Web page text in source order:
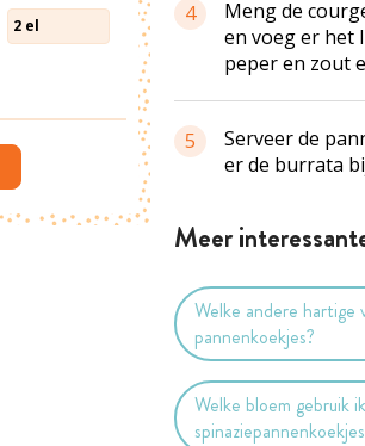
4
Meng de
en voeg er het
peper en zout
5
Serveer de
er de burrata
Meer
Welke andere hartige
pannenkoekjes?
Welke bloem gebruik
2 el